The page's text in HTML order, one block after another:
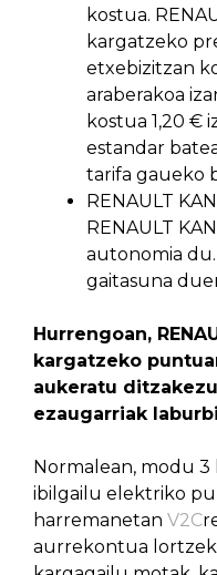
kostua.
kargatzeko
etxebizitzan
araberakoa
kostua 1,20 €
estandar
tarifa gaueko
RENAULT
RENAULT
autonomia
gaitasuna
Hurrengoan,
kargatzeko
aukeratu
ezaugarriak
Normalean, modu
ibilgailu elektriko
harremanetan V2C
aurrekontua